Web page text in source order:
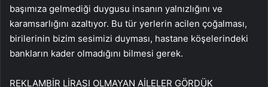
başımıza gelmediği duygusu insanın yalnızlığını ve
karamsarlığını azaltıyor. Bu tür yerlerin acilen çoğalması,
birilerinin bizim sesimizi duyması, hastane köşelerindeki
bankların kader olmadığını bilmesi gerek.
REKLAMBİR LİRASI OLMAYAN AİLELER GÖRDÜK